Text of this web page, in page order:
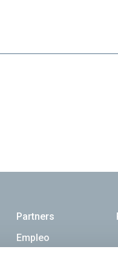
Partners
Empleo